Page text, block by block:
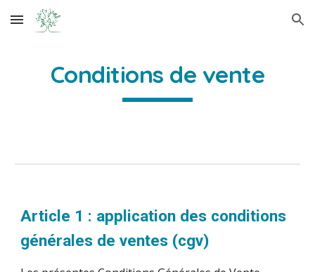
Skip to main content Skip to navigation
Conditions de vente
Article 1 : application des conditions
générales de ventes (cgv)